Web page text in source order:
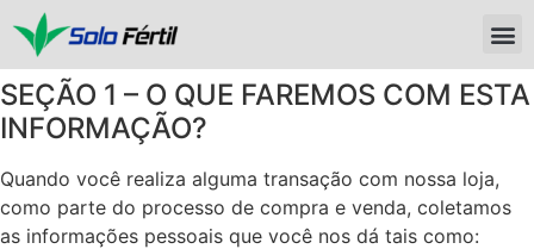
SEÇÃO 1 – O QUE FAREMOS COM ESTA
INFORMAÇÃO?
Quando você realiza alguma transação com nossa loja,
como parte do processo de compra e venda, coletamos
as informações pessoais que você nos dá tais como: